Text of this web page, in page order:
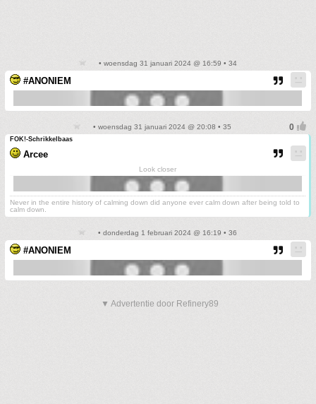
• woensdag 31 januari 2024 @ 16:59 • 34
#ANONIEM
• woensdag 31 januari 2024 @ 20:08 • 35
FOK!-Schrikkelbaas
Arcee
Look closer
Never in the entire history of calming down did anyone ever calm down after being told to
calm down.
• donderdag 1 februari 2024 @ 16:19 • 36
#ANONIEM
▼ Advertentie door Refinery89